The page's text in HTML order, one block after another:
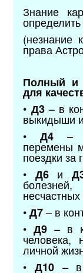
Знание
(незнание
права
Полный и
для
• Д3– в
выкидыши
•Д4 – в
перемены
поездки за
• Д6и
•Д7– в
•Д9 – в
человека,
личной
•Д10 – в